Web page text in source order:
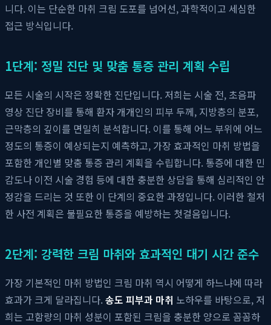
니다. 이는 단순한 마취 크림 도포를 넘어선, 과학적이고 세심한
접근 방식입니다.
1단계: 정밀 진단 및 맞춤 통증 관리 계획 수립
모든 시술의 시작은 정확한 진단입니다. 저희는 시술 전, 초음파
영상 진단 장비를 통해 환자 개개인의 피부 두께, 지방층의 분포,
근막층의 깊이를 면밀히 분석합니다. 이를 통해 어느 부위에 어느
정도의 통증이 예상되는지 예측하고, 가장 효과적인 마취 방법을
포함한 개인별 맞춤 통증 관리 계획을 수립합니다. 통증에 대한 민
감도나 이전 시술 경험 등에 대한 충분한 상담을 통해 심리적인 안
정감을 드리는 것 또한 이 단계의 중요한 과정입니다. 이러한 철저
한 사전 계획은 불필요한 통증을 예방하는 첫걸음입니다.
2단계: 강력한 크림 마취와 효과적인 대기 시간 준수
가장 기본적인 마취 방법인 크림 마취 역시 어떻게 하느냐에 따라
효과가 크게 달라집니다.송도 피부과 마취 노하우를 바탕으로, 저
희는 고함량의 마취 성분이 포함된 크림을 충분한 양으로 꼼꼼하